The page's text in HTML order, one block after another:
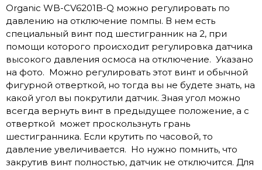
Organic WB-CV6201B-Q можно регулировать по
давлению на отключение помпы. В нем есть
специальный винт под шестигранник на 2, при
помощи которого происходит регулировка датчика
высокого давления осмоса на отключение. Указано
на фото. Можно регулировать этот винт и обычной
фигурной отверткой, но тогда вы не будете знать, на
какой угол вы покрутили датчик. Зная угол можно
всегда вернуть винт в предыдущее положение, а с
отверткой может проскользнуть грань
шестигранника. Если крутить по часовой, то
давление увеличивается. Но нужно помнить, что
закрутив винт полностью, датчик не отключится. Для